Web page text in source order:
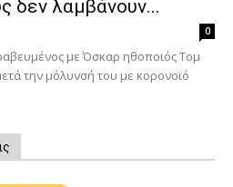
δεν λαμβάνουν...
0
με Όσκαρ ηθοποιός Τομ
την μόλυνσή του με κορονοϊό